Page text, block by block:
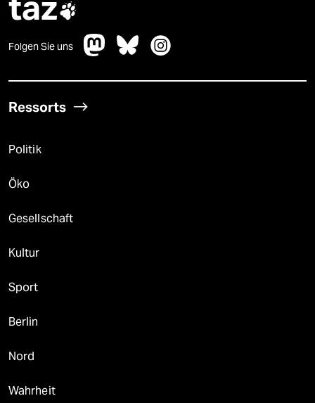

Folgen Sie uns
Ressorts
Politik
Öko
Gesellschaft
Kultur
Sport
Berlin
Nord
Wahrheit